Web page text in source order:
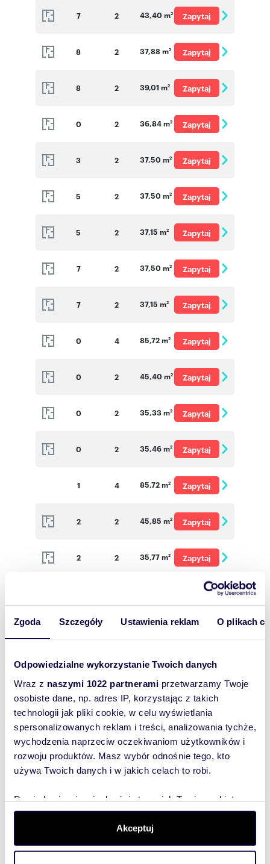
Zgoda Szczegóły Ustawienia reklam O plikach
Odpowiedzialne wykorzystanie Twoich danych
Wraz z naszymi 1022 partnerami przetwarzamy Twoje
osobiste dane, np. adres IP, korzystając z takich
technologii jak pliki cookie, w celu wyświetlania
spersonalizowanych reklam i treści, analizowania tychże,
wychodzenia naprzeciw oczekiwaniom użytkowników i
rozwoju produktów. Masz wybór odnośnie tego, kto
używa Twoich danych i w jakich celach to robi.
Dowiedz się więcej odnośnie tego, jak Twoje osobiste
dane są przetwarzane oraz ustaw własne preferencje w
. W Deklaracji plików cookie możesz
zmienić lub wycofać swoją zgodę w dowolnej chwili.
Akceptuj
7 2 43,40 m2
Zapytaj
8 2 37,88 m2
Zapytaj
8 2 39,01 m2
Zapytaj
0 2 36,84 m2
Zapytaj
3 2 37,50 m2
Zapytaj
5 2 37,50 m2
Zapytaj
5 2 37,15 m2
Zapytaj
7 2 37,50 m2
Zapytaj
7 2 37,15 m2
Zapytaj
0 4 85,72 m2
Zapytaj
0 2 45,40 m2
Zapytaj
0 2 35,33 m2
Zapytaj
0 2 35,46 m2
Zapytaj
1 4 85,72 m2
Zapytaj
2 2 45,85 m2
Zapytaj
2 2 35,77 m2
Zapytaj
Zapytaj
3 2 35,78 m2
Zapytaj
o cenę
4 2 45,85 m
Zapytaj
4 35,77 m
Zapytaj
o cenę
4 2 35,97 m2
Zapytaj
5 2 35,78 m
Zapytaj
6 2 45,85 m2
Zapytaj